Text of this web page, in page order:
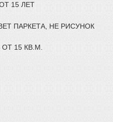
15 ЛЕТ
ПАРКЕТА, НЕ РИСУНОК
15 КВ.М.